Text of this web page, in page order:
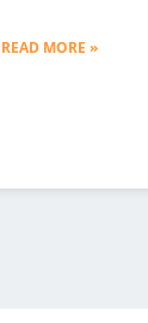
READ MORE »